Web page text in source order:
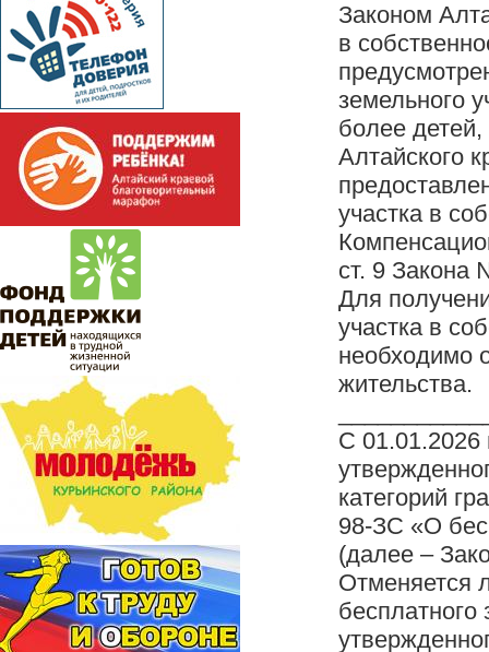
Законом
в
земельного
более
Алтайского
участка в
ст. 9
Для
участка в
необходимо
жительства.
С 01.01.2026
категорий
98-ЗС «О
(далее –
Отменяется
бесплатного